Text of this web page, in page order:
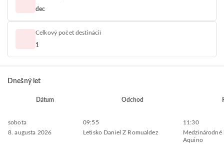
dec
Celkový počet destinácií
1
Dnešný let
Dátum Odchod
sobota
8. augusta 2026
09:55
Letisko Daniel Z Romualdez
11:30
Medzinárodné
Aquino